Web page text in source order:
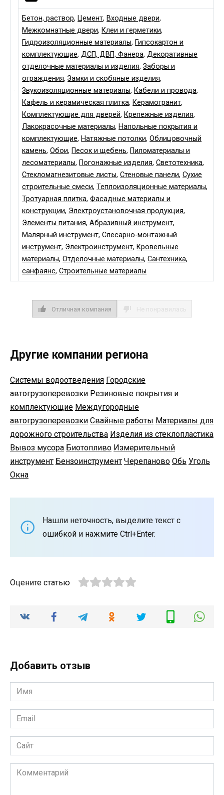
Бетон, раствор, Цемент, Входные двери,
Межкомнатные двери, Клеи и герметики,
Гидроизоляционные материалы, Гипсокартон и
комплектующие,ДСП, ДВП, Фанера,Декоративные
отделочные материалы и изделия,Заборы и
ограждения,Замки и скобяные изделия,
Звукоизоляционные материалы, Кабели и провода,
Кафель и керамическая плитка, Керамогранит,
Комплектующие для дверей, Крепежные изделия,
Лакокрасочные материалы, Напольные покрытия и
комплектующие, Натяжные потолки,Облицовочный
камень,Обои, Песок и щебень, Пиломатериалы и
лесоматериалы, Погонажные изделия,Светотехника,
Стекломагнезитовые листы,Стеновые панели,Сухие
строительные смеси,Теплоизоляционные материалы,
Тротуарная плитка,Фасадные материалы и
конструкции, Электроустановочная продукция,
Элементы питания,Абразивный инструмент,
Малярный инструмент,Слесарно-монтажный
инструмент, Электроинструмент, Кровельные
материалы,Отделочные материалы,Сантехника,
санфаянс,Строительные материалы
Отличная компания
Другие компании региона
Системы водоотведения Городские
автогрузоперевозки Резиновые покрытия и
комплектующие Междугородные
автогрузоперевозки Свайные работы Материалы для
дорожного строительства Изделия из стеклопластика
Вывоз мусора Биотопливо Измерительный
инструмент Бензоинструмент Черепаново Обь Уголь
Окна
Нашли неточность, выделите текст с
ошибкой и нажмите Ctrl+Enter.
Оцените статью
Добавить отзыв
Имя
*
Email
*
Сайт
Комментарий